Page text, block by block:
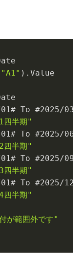
"A1" ).Value
01# To #2025/03
四半期"
01# To #2025/06
四半期"
01# To #2025/09
四半期"
01# To #2025/12
四半期"
が範囲外です"